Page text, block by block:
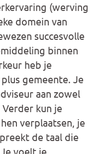
(werving
domein van
succesvolle
binnen
heb je
gemeente. Je
aan zowel
kun je
verplaatsen, je
de taal die
voelt je